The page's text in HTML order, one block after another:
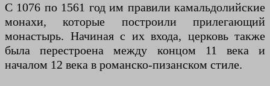
С 1076 по 1561 год им правили камальдолийские
монахи, которые построили прилегающий
монастырь. Начиная с их входа, церковь также
была перестроена между концом 11 века и
началом 12 века в романско-пизанском стиле.